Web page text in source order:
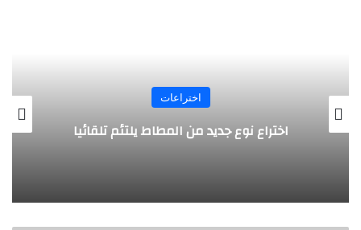
اختراعات
من المطاط يلتئم تلقائيا روبوت جديد